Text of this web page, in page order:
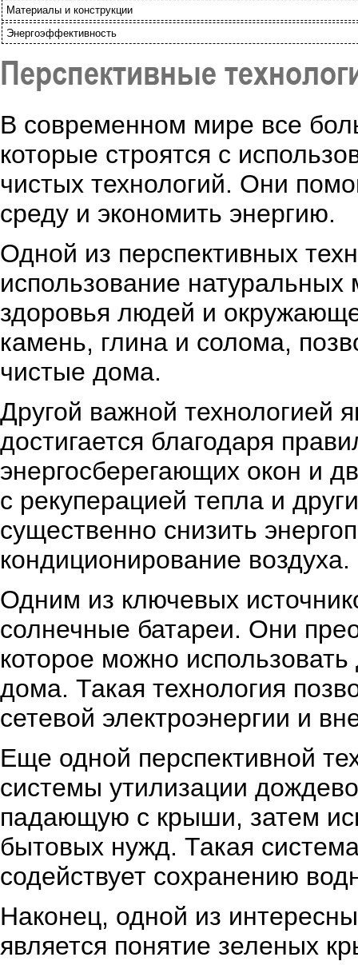
Материалы и конструкции
Энергоэффективность
Перспективные
В современном мире все
которые строятся с
чистых технологий. Они
среду и экономить энергию.
Одной из перспективных
использование
здоровья людей и
камень, глина и солома,
чистые дома.
Другой важной технологией
достигается благодаря
энергосберегающих окон и
с рекуперацией тепла и
существенно снизить
кондиционирование воздуха.
Одним из ключевых
солнечные батареи. Они
которое можно
дома. Такая технология
сетевой электроэнергии и
Еще одной перспективной
системы утилизации
падающую с крыши, затем
бытовых нужд. Такая
содействует сохранению
Наконец, одной из
является понятие зеленых